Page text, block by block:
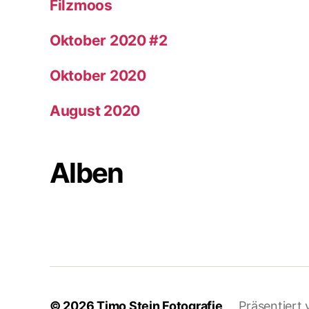
Filzmoos
Oktober 2020 #2
Oktober 2020
August 2020
Alben